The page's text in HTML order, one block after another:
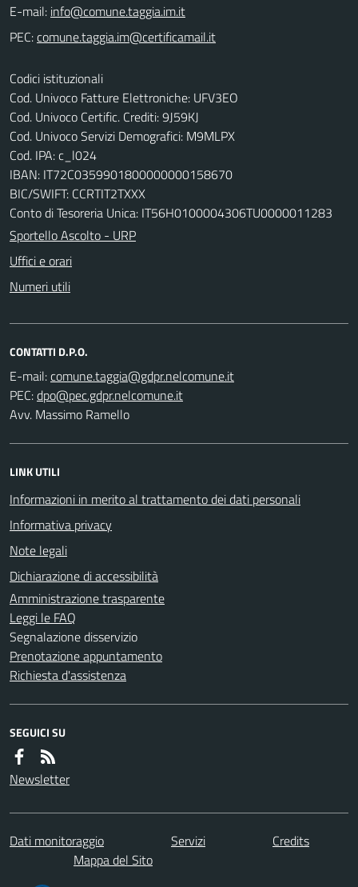
E-mail:
PEC:
Codici istituzionali
Cod. Univoco Fatture Elettroniche: UFV3EO
Cod. Univoco Certific. Crediti: 9J59KJ
Cod. Univoco Servizi Demografici: M9MLPX
Cod. IPA: c_l024
IBAN: IT72C0359901800000000158670
BIC/SWIFT: CCRTIT2TXXX
Conto di Tesoreria Unica: IT56H0100004306TU0000011283
Sportello Ascolto - URP
Uffici e orari
Numeri utili
CONTATTI D.P.O.
E-mail:
PEC:
Avv. Massimo Ramello
LINK UTILI
Informazioni in merito al trattamento dei dati personali
Informativa privacy
Note legali
Dichiarazione di accessibilità
Amministrazione trasparente
Leggi le FAQ
Segnalazione disservizio
Prenotazione appuntamento
Richiesta d'assistenza
SEGUICI SU
Newsletter
Dati monitoraggio Servizi
Credits
Mappa del Sito